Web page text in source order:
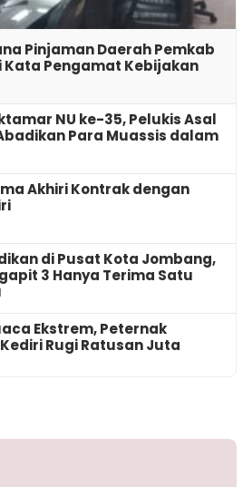
Pinjaman Daerah Pemkab
Kata Pengamat Kebijakan
NU ke-35, Pelukis Asal
Para Muassis dalam
Akhiri Kontrak dengan
di Pusat Kota Jombang,
3 Hanya Terima Satu
Ekstrem, Peternak
Rugi Ratusan Juta